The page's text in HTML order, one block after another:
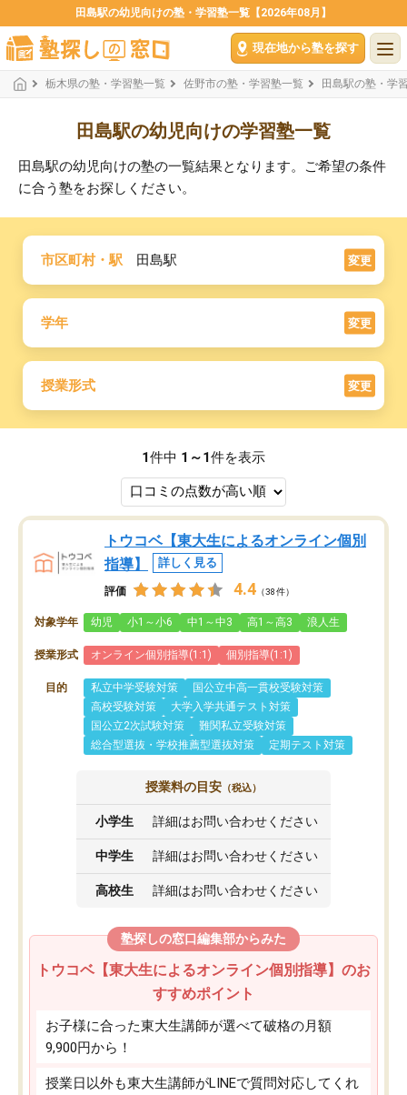
田島駅の幼児向けの塾・学習塾一覧【2026年08月】
現在地から塾を探す
栃木県の塾・学習塾一覧 佐野市の塾・学習塾一覧 田島駅の塾・学
田島駅の幼児向けの学習塾一覧
田島駅の幼児向けの塾の一覧結果となります。ご希望の条件
に合う塾をお探しください。
市区町村・駅 田島駅 変更
学年 変更
授業形式 変更
1件中 1～1件を表示
トウコベ【東大生によるオンライン個別
指導】
詳しく見る
評価 4.4 （38件）
対象学年 幼児 小1～小6 中1～中3 高1～高3 浪人生
授業形式 オンライン個別指導(1:1) 個別指導(1:1)
目的 私立中学受験対策
国公立中高一貫校受験対策
高校受験対策
大学入学共通テスト対策
国公立2次試験対策
難関私立受験対策
総合型選抜・学校推薦型選抜対策
定期テスト対策
授業料の目安 （税込）
小学生 詳細はお問い合わせください
中学生 詳細はお問い合わせください
高校生 詳細はお問い合わせください
塾探しの窓口編集部からみた
トウコベ【東大生によるオンライン個別指導】のお
すすめポイント
お子様に合った東大生講師が選べて破格の月額
9,900円から！
授業日以外も東大生講師がLINEで質問対応してくれ